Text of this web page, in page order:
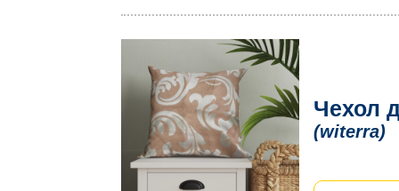
Чехол
(witerra)